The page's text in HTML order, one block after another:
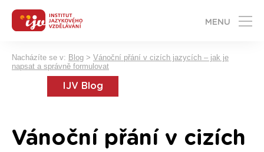
MENU
Nacházíte se v: Blog > Vánoční přání v cizích jazycích – jak je
napsat a správně formulovat
IJV Blog
Vánoční přání v cizích